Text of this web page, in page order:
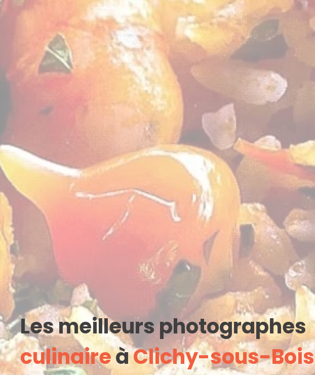
Les meilleurs photographes
culinaireàClichy-sous-Bois